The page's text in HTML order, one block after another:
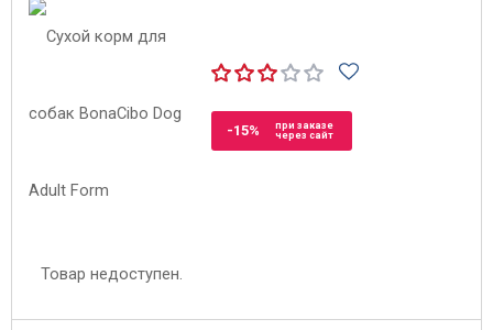
-15%
при заказе
через сайт
Товар недоступен.